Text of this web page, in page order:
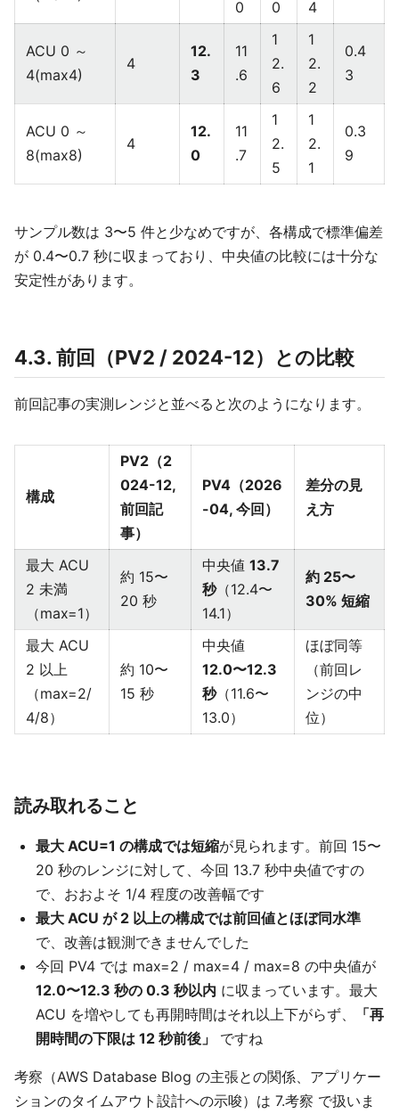
0 0 4
ACU 0 ～
4(max4)
4
12.
3
11
.6
1
2.
6
1
2.
2
0.4
3
ACU 0 ～
8(max8)
4
12.
0
11
.7
1
2.
5
1
2.
1
0.3
9
サンプル数は 3〜5 件と少なめですが、各構成で標準偏差
が 0.4〜0.7 秒に収まっており、中央値の比較には十分な
安定性があります。
4.3. 前回（PV2 / 2024-12）との比較
前回記事の実測レンジと並べると次のようになります。
構成
PV2（2
024-12,
前回記
事）
PV4（2026
-04, 今回）
差分の見
え方
最大 ACU
2 未満
（max=1）
約 15〜
20 秒
中央値 13.7
秒（12.4〜
14.1）
約 25〜
30% 短縮
最大 ACU
2 以上
（max=2/
4/8）
約 10〜
15 秒
中央値
12.0〜12.3
秒（11.6〜
13.0）
ほぼ同等
（前回レ
ンジの中
位）
読み取れること
最大 ACU=1 の構成では短縮が見られます。前回 15〜
20 秒のレンジに対して、今回 13.7 秒中央値ですの
で、おおよそ 1/4 程度の改善幅です
最大 ACU が 2 以上の構成では前回値とほぼ同水準
で、改善は観測できませんでした
今回 PV4 では max=2 / max=4 / max=8 の中央値が
12.0〜12.3 秒の 0.3 秒以内 に収まっています。最大
ACU を増やしても再開時間はそれ以上下がらず、
「再
開時間の下限は 12 秒前後」
ですね
考察（AWS Database Blog の主張との関係、アプリケー
ションのタイムアウト設計への示唆）は 7.考察 で扱いま